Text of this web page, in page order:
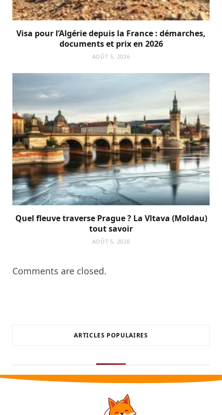
Visa pour l’Algérie depuis la France : démarches,
documents et prix en 2026
AOÛT 5, 2026
Quel fleuve traverse Prague ? La Vltava (Moldau)
tout savoir
AOÛT 5, 2026
Comments are closed.
ARTICLES POPULAIRES